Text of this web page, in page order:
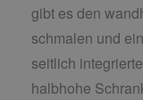
gibt es den
schmalen und
seitlich
halbhohe